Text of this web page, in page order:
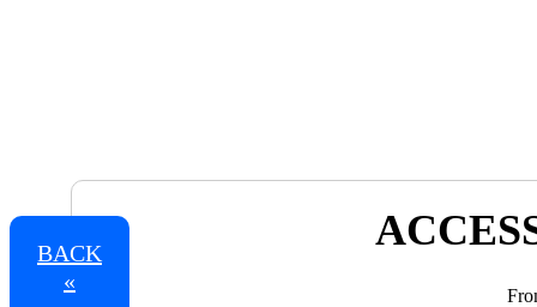
BACK
«